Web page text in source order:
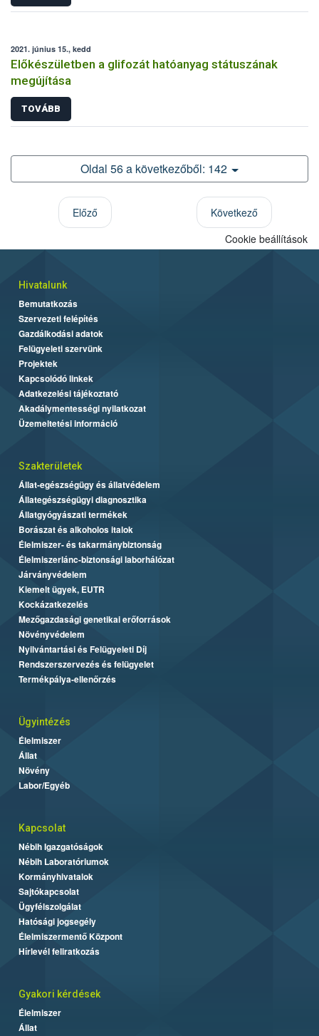
2021. június 15., kedd
Előkészületben a glifozát hatóanyag státuszának
megújítása
TOVÁBB
Oldal 56 a következőből: 142
Előző
Következő
Cookie beállítások
Hivatalunk
Bemutatkozás
Szervezeti felépítés
Gazdálkodási adatok
Felügyeleti szervünk
Projektek
Kapcsolódó linkek
Adatkezelési tájékoztató
Akadálymentességi nyilatkozat
Üzemeltetési információ
Szakterületek
Állat-egészségügy és állatvédelem
Állategészségügyi diagnosztika
Állatgyógyászati termékek
Borászat és alkoholos italok
Élelmiszer- és takarmánybiztonság
Élelmiszerlánc-biztonsági laborhálózat
Járványvédelem
Kiemelt ügyek, EUTR
Kockázatkezelés
Mezőgazdasági genetikai erőforrások
Növényvédelem
Nyilvántartási és Felügyeleti Díj
Rendszerszervezés és felügyelet
Termékpálya-ellenőrzés
Ügyintézés
Élelmiszer
Állat
Növény
Labor/Egyéb
Kapcsolat
Nébih Igazgatóságok
Nébih Laboratóriumok
Kormányhivatalok
Sajtókapcsolat
Ügyfélszolgálat
Hatósági jogsegély
Élelmiszermentő Központ
Hírlevél feliratkozás
Gyakori kérdések
Élelmiszer
Állat